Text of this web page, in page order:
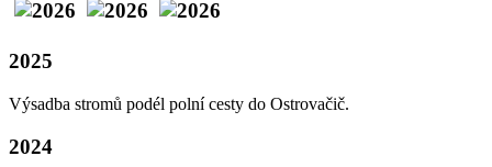
2025
Výsadba stromů podél polní cesty do Ostrovačič.
2024